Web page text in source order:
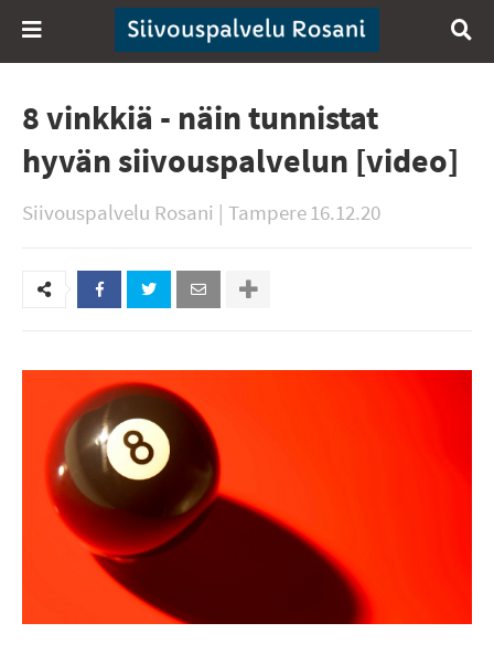
8 vinkkiä - näin tunnistat
hyvän siivouspalvelun [video]
Siivouspalvelu Rosani | Tampere16.12.20